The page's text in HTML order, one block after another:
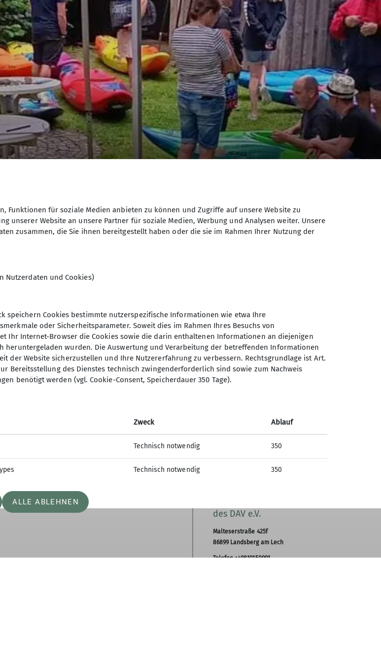
die Kajakabteilung lädt ein zum Paddelfest. Testen, Schnupperpaddeln, grillen &
und für das leibliche Wohl ist gesorgt.
des DAV e.V.
Malteserstraße 425f
86899 Landsberg am Lech
Telefon +49819150991
Funktionen für soziale Medien anbieten zu können und Zugriffe auf unsere Website zu
unserer Website an unsere Partner für soziale Medien, Werbung und Analysen weiter. Unsere
zusammen, die Sie ihnen bereitgestellt haben oder die sie im Rahmen Ihrer Nutzung der
Nutzerdaten und Cookies)
speichern Cookies bestimmte nutzerspezifische Informationen wie etwa Ihre
oder Sicherheitsparameter. Soweit dies im Rahmen Ihres Besuchs von
Ihr Internet-Browser die Cookies sowie die darin enthaltenen Informationen an diejenigen
heruntergeladen wurden. Die Auswertung und Verarbeitung der betreffenden Informationen
der Website sicherzustellen und Ihre Nutzererfahrung zu verbessern. Rechtsgrundlage ist Art.
Bereitsstellung des Dienstes technisch zwingenderforderlich sind sowie zum Nachweis
benötigt werden (vgl. Cookie-Consent, Speicherdauer 350 Tage).
Zweck Ablauf
Technisch notwendig 350
Technisch notwendig 350
ALLE ABLEHNEN